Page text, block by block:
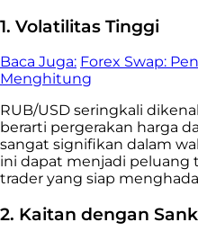
1. Volatilitas Tinggi
Baca Juga: Forex Swap:
Menghitung
RUB/USD seringkali
berarti pergerakan harga
sangat signifikan dalam
ini dapat menjadi peluang
trader yang siap
2. Kaitan dengan